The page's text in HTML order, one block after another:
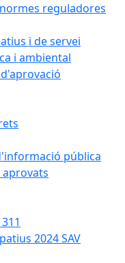
reguladores
i de servei
i ambiental
pública
2024 SAV